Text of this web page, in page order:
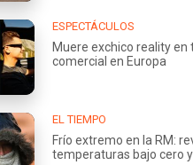
ESPECTÁCULOS
Muere exchico reality
comercial en Europa
EL TIEMPO
Frío extremo en la RM:
temperaturas bajo cero